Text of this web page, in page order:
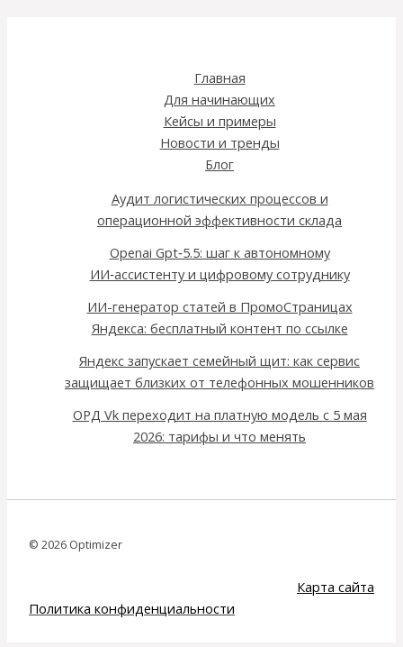
Главная
Для начинающих
Кейсы и примеры
Новости и тренды
Блог
Аудит логистических процессов и
операционной эффективности склада
Openai Gpt‑5.5: шаг к автономному
ИИ‑ассистенту и цифровому сотруднику
ИИ-генератор статей в ПромоСтраницах
Яндекса: бесплатный контент по ссылке
Яндекс запускает семейный щит: как сервис
защищает близких от телефонных мошенников
ОРД Vk переходит на платную модель с 5 мая
2026: тарифы и что менять
© 2026 Optimizer
Карта сайта
Политика конфиденциальности